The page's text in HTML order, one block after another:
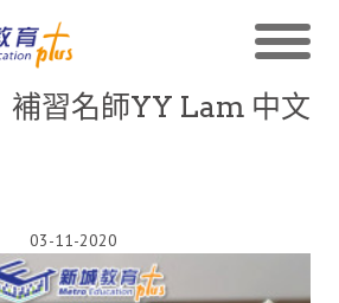
補習名師YY Lam 中文
03-11-2020